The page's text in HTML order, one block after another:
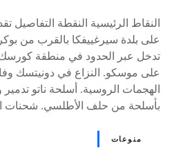
النقاط الرئيسية النقطة التفاصيل
على بلدة سيرغييفكا بالقرب من
تدخل عبر الحدود في منطقة
على موسكو. النزاع في دونيتسك وفاة
الهجمات الروسية. أسلحة ناتو
بأسلحة من حلف الأطلسي. شحنات
منوعات